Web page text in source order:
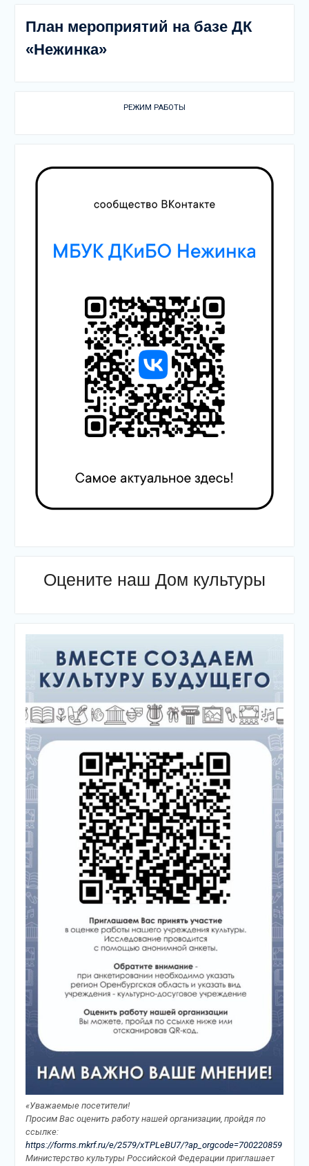
План мероприятий на базе ДК
«Нежинка»
РЕЖИМ РАБОТЫ
Оцените наш Дом культуры
«Уважаемые посетители!
Просим Вас оценить работу нашей организации, пройдя по
ссылке:
https://forms.mkrf.ru/e/2579/xTPLeBU7/?ap_orgcode=700220859
Министерство культуры Российской Федерации приглашает